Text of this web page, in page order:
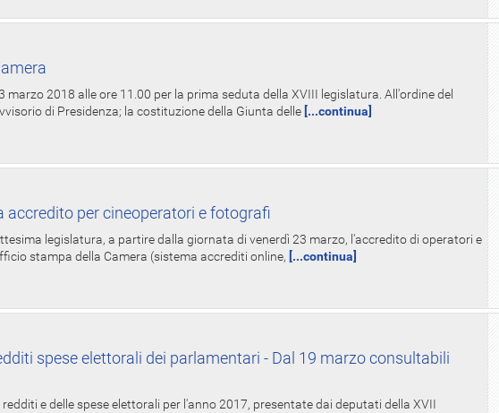
2018 alle ore 11.00 per la prima seduta della XVIII legislatura. All'ordine del
di Presidenza; la costituzione della Giunta delle [...continua]
accredito per cineoperatori e fotografi
legislatura, a partire dalla giornata di venerdì 23 marzo, l'accredito di operatori e
stampa della Camera (sistema accrediti online, [...continua]
spese elettorali dei parlamentari - Dal 19 marzo consultabili
e delle spese elettorali per l'anno 2017, presentate dai deputati della XVII